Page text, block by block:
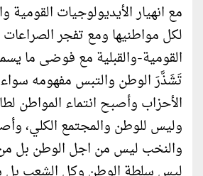
مع انهيار الأيديولوجيات القومية
لكل مواطنيها ومع تفجر الصراعات
القومية-والقبلية مع فوضى ما
تَشَذَّرَ الوطن والتبس مفهومه سواء
الأحزاب وأصبح انتماء المواطن
وليس للوطن والمجتمع الكلي،
والنخب ليس من اجل الوطن بل